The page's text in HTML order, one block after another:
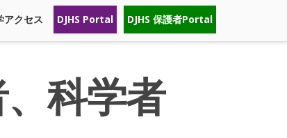
アクセス DJHS Portal DJHS 保護者Portal
科学者